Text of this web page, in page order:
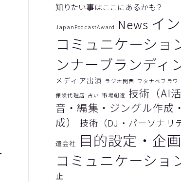
ケーションの課題を
知りたい事はここにあるかも？
JapanPodcastAward News イ
コミュニケーショ
ンナーブランディ
メディア出演 ラジオ関西 ワタナベフラワ
保険代理店 占い 市場創造 技術（AI
音・編集・ジングル作成
成）
技術（DJ・パーソナリ
遣会社 目的設定・企画
コミュニケーショ
止